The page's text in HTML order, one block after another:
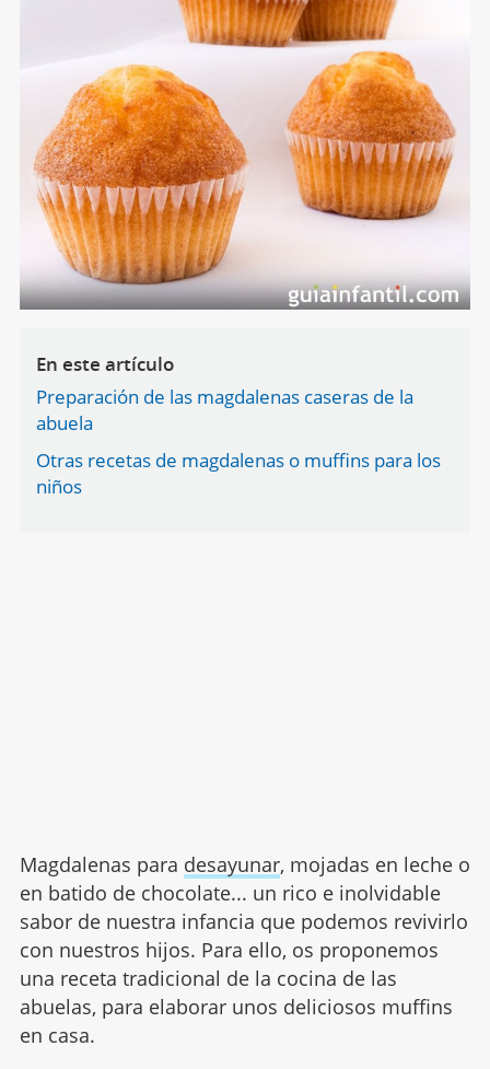
En este artículo
Preparación de las magdalenas caseras de la
abuela
Otras recetas de magdalenas o muffins para los
niños
Magdalenas para desayunar, mojadas en leche o
en batido de chocolate... un rico e inolvidable
sabor de nuestra infancia que podemos revivirlo
con nuestros hijos. Para ello, os proponemos
una receta tradicional de la cocina de las
abuelas, para elaborar unos deliciosos muffins
en casa.